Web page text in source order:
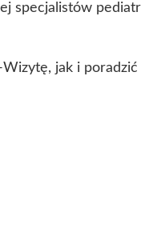
specjalistów
jak i